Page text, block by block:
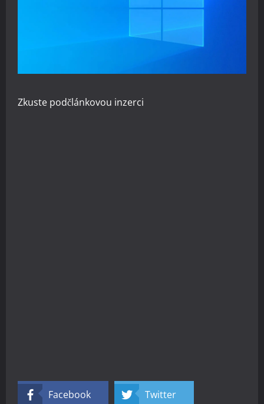
Zkuste podčlánkovou inzerci
Facebook Twitter